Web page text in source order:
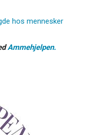
hos mennesker
Ammehjelpen.